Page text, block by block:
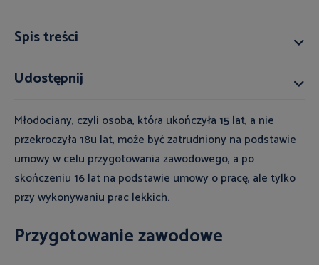
Młodociany, czyli osoba, która ukończyła 15 lat, a nie
przekroczyła 18u lat, może być zatrudniony na podstawie
umowy w celu przygotowania zawodowego, a po
skończeniu 16 lat na podstawie umowy o pracę, ale tylko
przy wykonywaniu prac lekkich.
Przygotowanie zawodowe
Spis treści
Udostępnij